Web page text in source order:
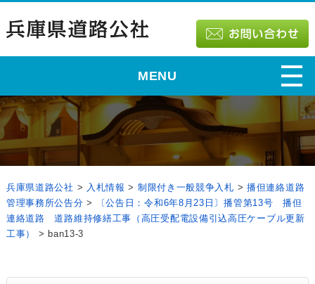
MENU
兵庫県道路公社 > 入札情報 > 制限付き一般競争入札 > 播但連絡道路
管理事務所公告分 >
〔公告日：令和6年8月23日〕播管第13号 播但
連絡道路 道路維持修繕工事（高圧受配電設備引込高圧ケーブル更新
工事）
> ban13-3